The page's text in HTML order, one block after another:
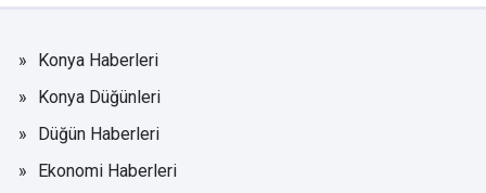
Konya Haberleri
Konya Düğünleri
Düğün Haberleri
Ekonomi Haberleri